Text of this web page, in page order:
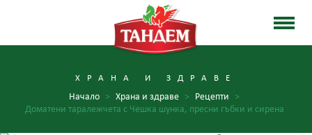
ХРАНА И ЗДРАВЕ
Начало > Храна и здраве > Рецепти
>
Доматени таралежчета с Чешка шунка, пресни гъбки и сирена